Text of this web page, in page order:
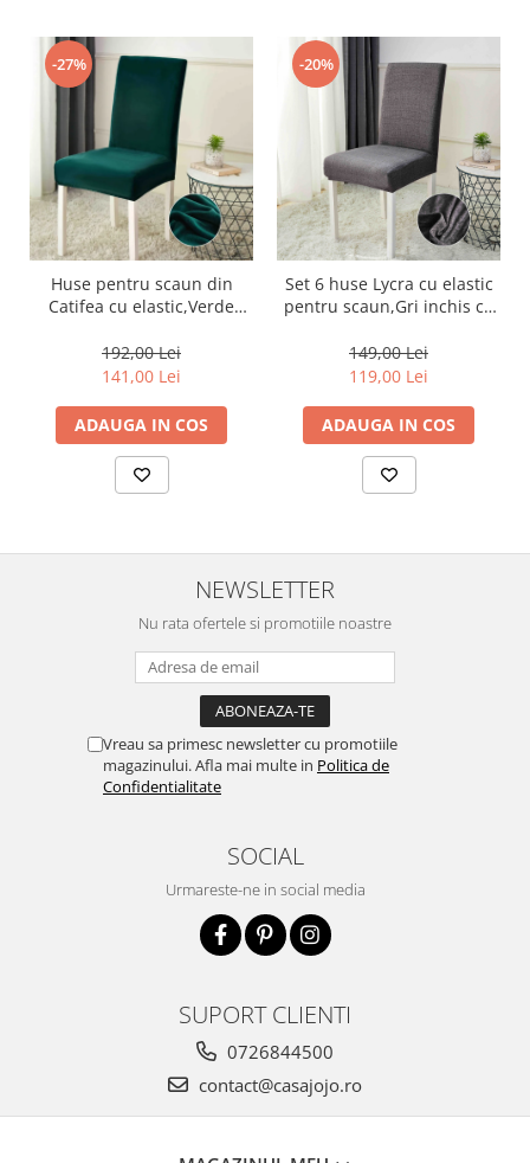
-27%
Huse pentru scaun din
Catifea cu elastic,Verde
192,00 Lei
141,00 Lei
ADAUGA IN COS
-20%
Set 6 huse Lycra cu elastic
pentru scaun,Gri inchis cu
149,00 Lei
119,00 Lei
ADAUGA IN COS
NEWSLETTER
Nu rata ofertele si promotiile noastre
Vreau sa primesc newsletter cu promotiile
magazinului. Afla mai multe in Politica de
Confidentialitate
SOCIAL
Urmareste-ne in social media
SUPORT CLIENTI
0726844500
contact@casajojo.ro